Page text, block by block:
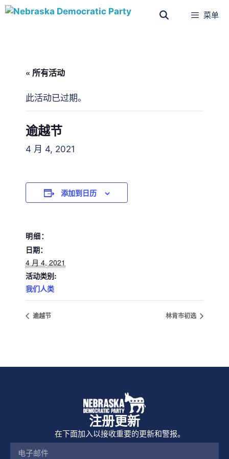
菜单
« 所有活动
此活动已过期。
逾越节
4 月 4, 2021
添加到日历
明细：
日期：
4 月 4, 2021
活动类别:
我们人类
逾越节 林肯市初选
注册更新
在下面加入以接收重要的更新和警报。